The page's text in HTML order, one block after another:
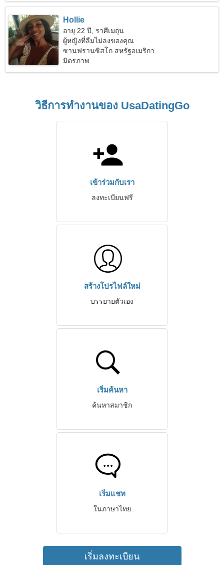
Hollie
อายุ 22 ปี, ราศีเมถุน
ผู้หญิงที่ลืมไม่ลงของคุณ
ซานฟรานซิสโก สหรัฐอเมริกา
มิตรภาพ
วิธีการทำงานของ UsaDatingGo
เข้าร่วมกับเรา
ลงทะเบียนฟรี
สร้างโปรไฟล์ใหม่
บรรยายตัวเอง
เริ่มค้นหา
ค้นหาสมาชิก
เริ่มแชท
ในภาษาไทย
เริ่มลงทะเบียน